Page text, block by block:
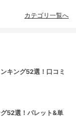
カテゴリ一覧へ
キング52選！口コミ
52選！パレット&単